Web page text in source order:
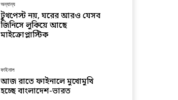
অন্যান্য
টুথপেস্ট নয়, ঘরের আরও যেসব
জিনিসে লুকিয়ে আছে
মাইক্রোপ্লাস্টিক
ফাইনাল
আজ রাতে ফাইনালে মুখোমুখি
হচ্ছে বাংলাদেশ-ভারত